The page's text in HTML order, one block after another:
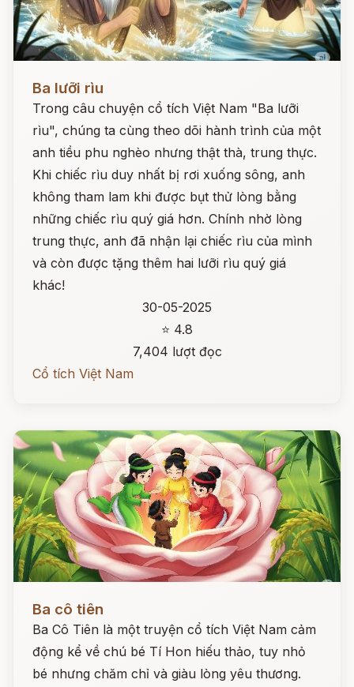
Ba lưỡi rìu
Trong câu chuyện cổ tích Việt Nam "Ba lưỡi
rìu", chúng ta cùng theo dõi hành trình của một
anh tiều phu nghèo nhưng thật thà, trung thực.
Khi chiếc rìu duy nhất bị rơi xuống sông, anh
không tham lam khi được bụt thử lòng bằng
những chiếc rìu quý giá hơn. Chính nhờ lòng
trung thực, anh đã nhận lại chiếc rìu của mình
và còn được tặng thêm hai lưỡi rìu quý giá
khác!
30-05-2025
⭐ 4.8
7,404 lượt đọc
Cổ tích Việt Nam
Ba cô tiên
Ba Cô Tiên là một truyện cổ tích Việt Nam cảm
động kể về chú bé Tí Hon hiếu thảo, tuy nhỏ
bé nhưng chăm chỉ và giàu lòng yêu thương.